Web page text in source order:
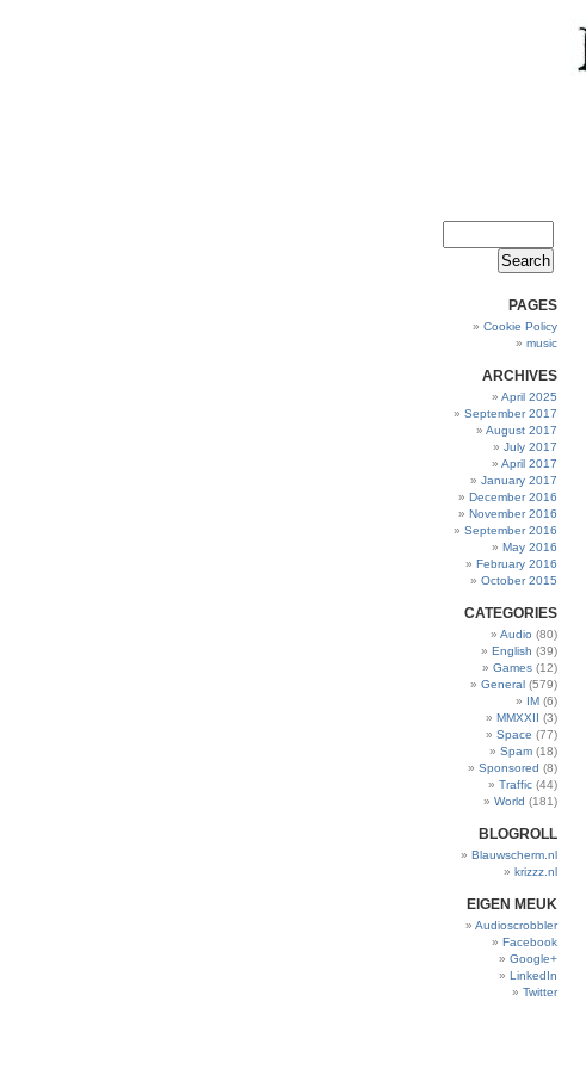
PAGES
Cookie Policy
music
ARCHIVES
April 2025
September 2017
August 2017
July 2017
April 2017
January 2017
December 2016
November 2016
September 2016
May 2016
February 2016
October 2015
CATEGORIES
Audio (80)
English (39)
Games (12)
General (579)
IM (6)
MMXXII (3)
Space (77)
Spam (18)
Sponsored (8)
Traffic (44)
World (181)
BLOGROLL
Blauwscherm.nl
krizzz.nl
EIGEN MEUK
Audioscrobbler
Facebook
Google+
LinkedIn
Twitter